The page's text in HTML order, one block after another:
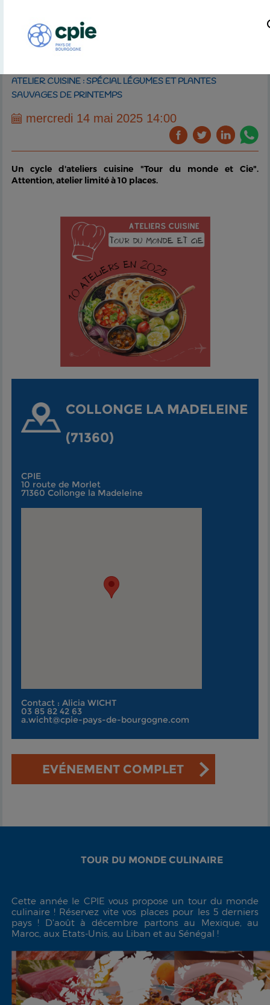
ATELIER CUISINE : SPÉCIAL LÉGUMES ET PLANTES
SAUVAGES DE PRINTEMPS
mercredi 14 mai 2025 14:00
Un cycle d'ateliers cuisine "Tour du monde et Cie".
Attention, atelier limité à 10 places.
COLLONGE LA MADELEINE
(71360)
CPIE
10 route de Morlet
71360 Collonge la Madeleine
Contact : Alicia WICHT
03 85 82 42 63
a.wicht@cpie-pays-de-bourgogne.com
EVÉNEMENT COMPLET
TOUR DU MONDE CULINAIRE
Cette année le CPIE vous propose un tour du monde
culinaire ! Réservez vite vos places pour les 5 derniers
pays ! D'août à décembre partons au Mexique, au
Maroc, aux Etats-Unis, au Liban et au Sénégal !